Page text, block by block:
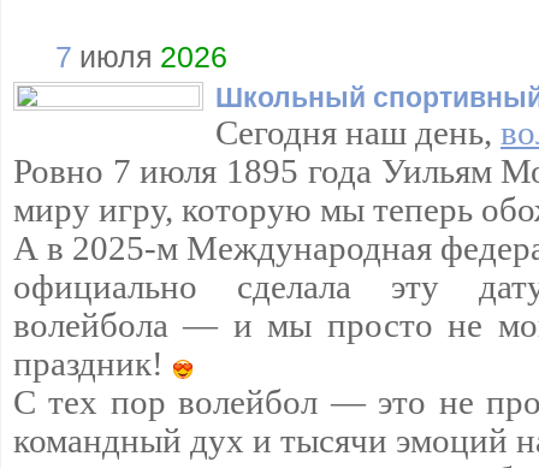
7 июля 2026
Школьный
Сегодня наш день,
Ровно 7 июля 1895 года Уильям
миру игру, которую мы теперь
А в 2025-м Международная
официально сделала эту
волейбола — и мы просто не
праздник!
С тех пор волейбол — это не
командный дух и тысячи эмоций